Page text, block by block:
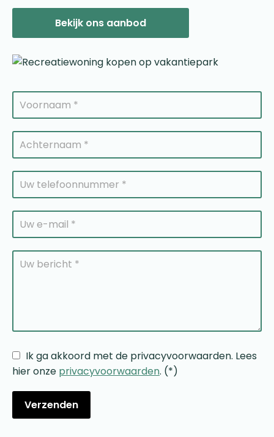
Bekijk ons aanbod
Ik ga akkoord met de privacyvoorwaarden. Lees
hier onze privacyvoorwaarden. (*)